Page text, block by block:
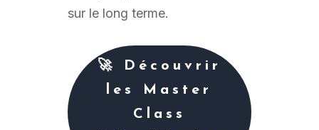
sur le long terme.
🚀 Découvrir
les Master
Class